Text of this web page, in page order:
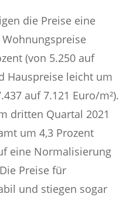
die Preise eine
(von 5.250 auf
Hauspreise leicht um
auf 7.121 Euro/m²).
dritten Quartal 2021
um 4,3 Prozent
eine Normalisierung
Preise für
und stiegen sogar